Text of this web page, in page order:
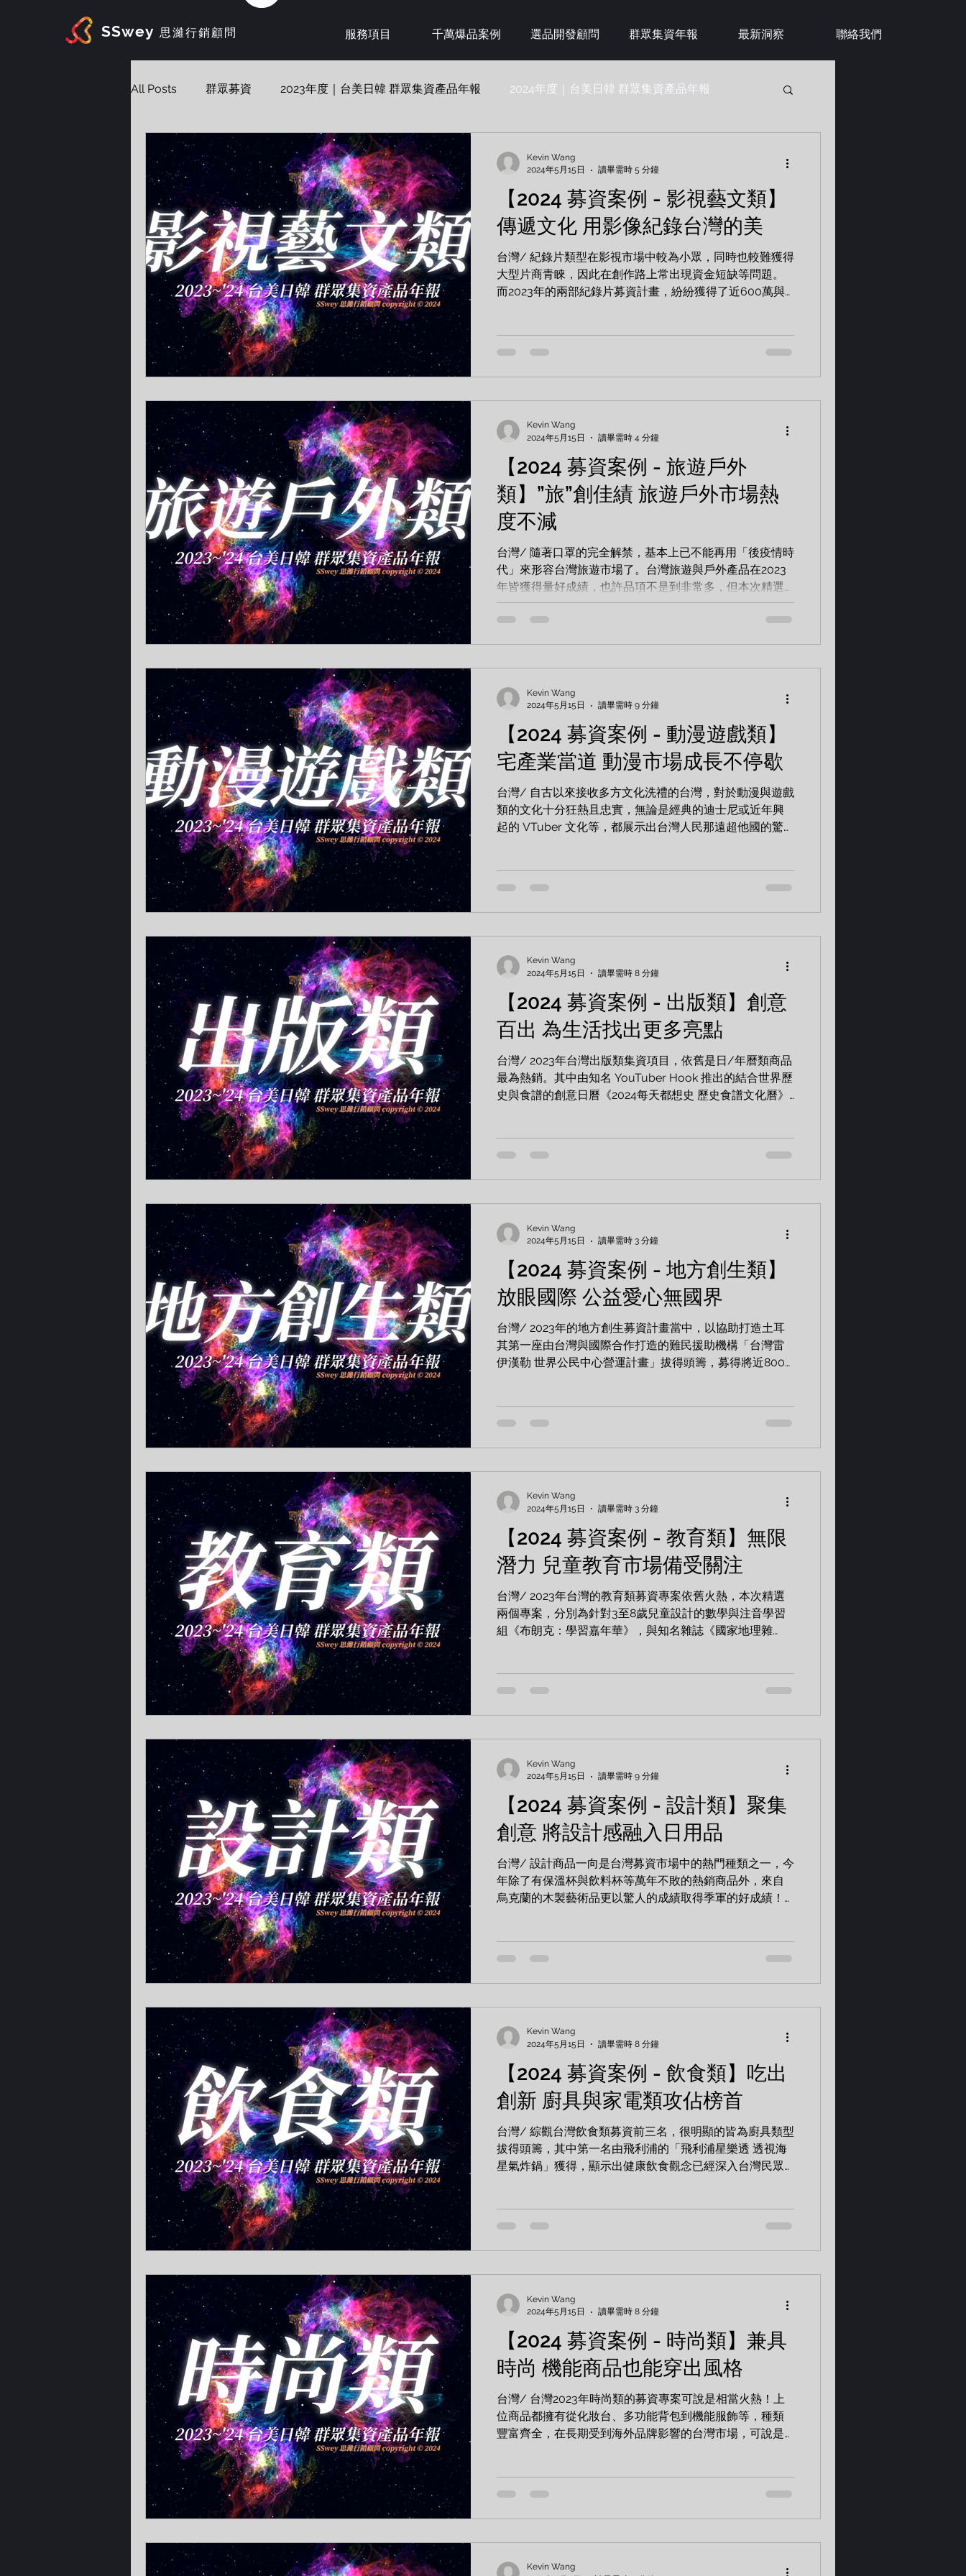
SSwey 思濰行銷顧問 服務項目 千萬爆品案例 選品開發顧問 群眾集資年報 最新洞察 聯絡我們
All Posts 群眾募資 2023年度｜台美日韓 群眾集資產品年報 2024年度｜台美日韓 群眾集資產品年報
商品開發 Vibe Marketing AI Agent
【2024 募資案例 - 影視藝文類】
傳遞文化 用影像紀錄台灣的美
台灣/ 紀錄片類型在影視市場中較為小眾，同時也較難獲得
大型片商青睞，因此在創作路上常出現資金短缺等問題。
而2023年的兩部紀錄片募資計畫，紛紛獲得了近600萬與
Kevin Wang
2024年5月15日
讀畢需時 5 分鐘
【2024 募資案例 - 旅遊戶外
類】”旅”創佳績 旅遊戶外市場熱
度不減
台灣/ 隨著口罩的完全解禁，基本上已不能再用「後疫情時
代」來形容台灣旅遊市場了。台灣旅遊與戶外產品在2023
年皆獲得量好成績，也許品項不是到非常多，但本次精選
的行李箱與戶外充電站，都是千萬級別的優質案例。 專案
ZENDURE 1000W 小坦克户外行動電站 AZPAC...
Kevin Wang
2024年5月15日
讀畢需時 4 分鐘
【2024 募資案例 - 動漫遊戲類】
宅產業當道 動漫市場成長不停歇
台灣/ 自古以來接收多方文化洗禮的台灣，對於動漫與遊戲
類的文化十分狂熱且忠實，無論是經典的迪士尼或近年興
起的 VTuber 文化等，都展示出台灣人民那遠超他國的驚
Kevin Wang
2024年5月15日
讀畢需時 9 分鐘
【2024 募資案例 - 出版類】創意
百出 為生活找出更多亮點
台灣/ 2023年台灣出版類集資項目，依舊是日/年曆類商品
最為熱銷。其中由知名 YouTuber Hook 推出的結合世界歷
史與食譜的創意日曆《2024每天都想史 歷史食譜文化曆》
Kevin Wang
2024年5月15日
讀畢需時 8 分鐘
【2024 募資案例 - 地方創生類】
放眼國際 公益愛心無國界
台灣/ 2023年的地方創生募資計畫當中，以協助打造土耳
其第一座由台灣與國際合作打造的難民援助機構「台灣雷
伊漢勒 世界公民中心營運計畫」拔得頭籌，募得將近800
Kevin Wang
2024年5月15日
讀畢需時 3 分鐘
【2024 募資案例 - 教育類】無限
潛力 兒童教育市場備受關注
台灣/ 2023年台灣的教育類募資專案依舊火熱，本次精選
兩個專案，分別為針對3至8歲兒童設計的數學與注音學習
組《布朗克：學習嘉年華》，與知名雜誌《國家地理雜
Kevin Wang
2024年5月15日
讀畢需時 3 分鐘
【2024 募資案例 - 設計類】聚集
創意 將設計感融入日用品
台灣/ 設計商品一向是台灣募資市場中的熱門種類之一，今
年除了有保溫杯與飲料杯等萬年不敗的熱銷商品外，來自
烏克蘭的木製藝術品更以驚人的成績取得季軍的好成績！
Kevin Wang
2024年5月15日
讀畢需時 9 分鐘
【2024 募資案例 - 飲食類】吃出
創新 廚具與家電類攻佔榜首
台灣/ 綜觀台灣飲食類募資前三名，很明顯的皆為廚具類型
拔得頭籌，其中第一名由飛利浦的「飛利浦星樂透 透視海
星氣炸鍋」獲得，顯示出健康飲食觀念已經深入台灣民眾
Kevin Wang
2024年5月15日
讀畢需時 8 分鐘
【2024 募資案例 - 時尚類】兼具
時尚 機能商品也能穿出風格
台灣/ 台灣2023年時尚類的募資專案可說是相當火熱！上
位商品都擁有從化妝台、多功能背包到機能服飾等，種類
豐富齊全，在長期受到海外品牌影響的台灣市場，可說是
Kevin Wang
2024年5月15日
讀畢需時 8 分鐘
Kevin Wang